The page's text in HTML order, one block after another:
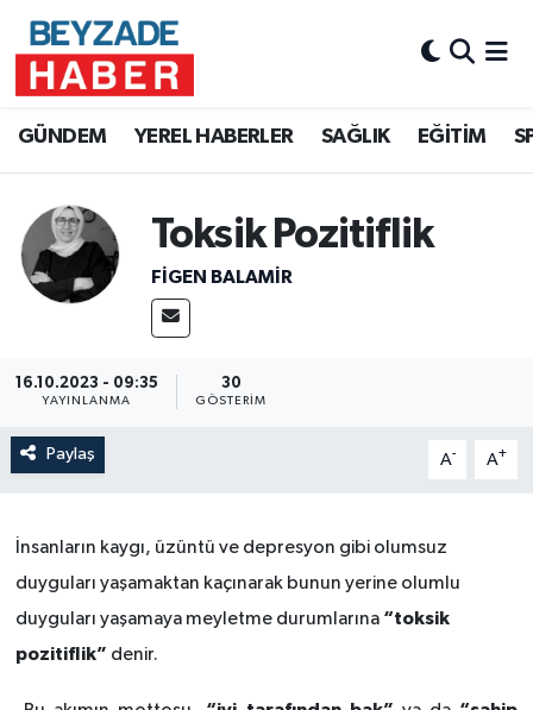
GÜNDEM YEREL HABERLER SAĞLIK EĞİTİM
Toksik Pozitiflik
FIGEN BALAMIR
16.10.2023 - 09:35
YAYINLANMA
30
GÖSTERIM
Paylaş A- A+
İnsanların kaygı, üzüntü ve depresyon gibi olumsuz
duyguları yaşamaktan kaçınarak bunun yerine olumlu
duyguları yaşamaya meyletme durumlarına “toksik
pozitiflik” denir.
Hava Durumu
Süper Lig Puan Durumu ve Fikstür
Tüm Manşetler
Son Dakika Haberleri
Haber Arşivi